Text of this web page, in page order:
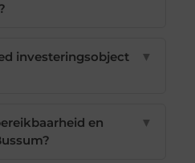
investeringsobject
▼
en
▼